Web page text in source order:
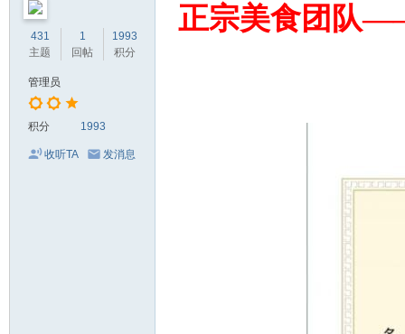
431
主题
1
回帖
1993
积分
管理员
积分 1993
收听TA 发消息
正宗美食团队